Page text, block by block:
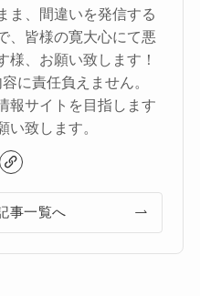
ま、間違いを発信する
、皆様の寛大心にて悪
様、お願い致します！
に責任負えません。
報サイトを目指します
い致します。
事一覧へ